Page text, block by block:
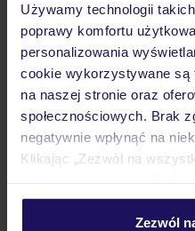
Używamy technologii
poprawy komfortu
personalizowania
cookie wykorzystywane są
na naszej stronie oraz
społecznościowych. Brak
negatywnie wpłynąć na
Klikając „Zezwól na
personalizować swój
Zezwól
Pokoje
Wyżywienie
Atrakcje
Ważne informacje